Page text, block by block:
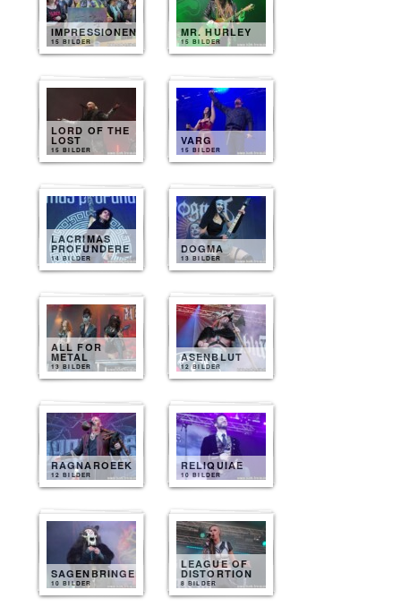
IMPRESSIONEN
15 BILDER
MR. HURLEY
15 BILDER
LORD OF THE
LOST
15 BILDER
VARG
15 BILDER
LACRIMAS
PROFUNDERE
14 BILDER
DOGMA
13 BILDER
ALL FOR
METAL
13 BILDER
ASENBLUT
12 BILDER
RAGNAROEEK
12 BILDER
RELIQUIAE
10 BILDER
SAGENBRINGER
10 BILDER
LEAGUE OF
DISTORTION
8 BILDER